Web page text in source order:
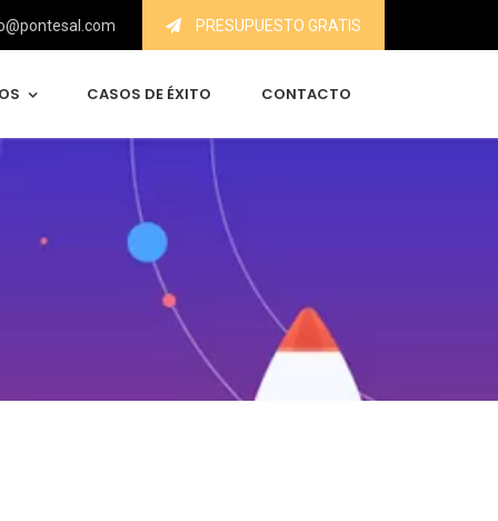
PRESUPUESTO GRATIS
CASOS DE ÉXITO CONTACTO